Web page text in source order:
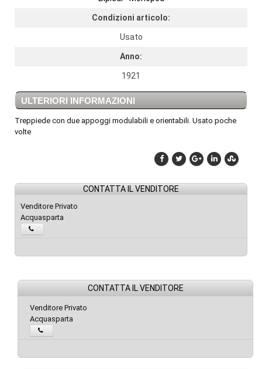
Condizioni articolo:
Usato
Anno:
1921
ULTERIORI INFORMAZIONI
Treppiede con due appoggi modulabili e orientabili. Usato poche
volte
CONTATTA IL VENDITORE
Venditore Privato
Acquasparta
CONTATTA IL VENDITORE
Venditore Privato
Acquasparta